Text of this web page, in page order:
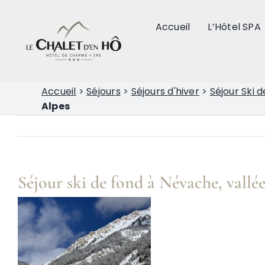
Accueil L’Hôtel SPA
Accueil >Séjours > Séjours d'hiver> Séjour Ski
Alpes
Séjour ski de fond à Névache,